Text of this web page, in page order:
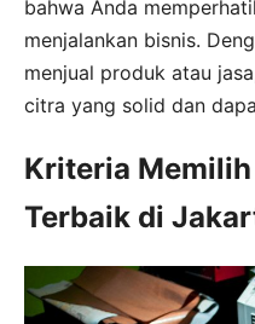
bahwa Anda
menjalankan bisnis.
menjual produk atau
citra yang solid dan
Kriteria
Terbaik di